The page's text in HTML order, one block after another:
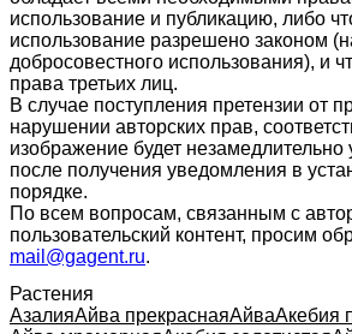
использование и публикацию, либо
использование разрешено законом
добросовестного использования), и
права третьих лиц.
В случае поступления претензии от
нарушении авторских прав,
изображение будет незамедлительно
после получения уведомления в
порядке.
По всем вопросам, связанным с
пользовательский контент, просим
mail@gagent.ru.
Растения
АзалияАйва прекраснаяАйваАкебия